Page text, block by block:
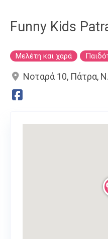
Funny Kids
Μελέτη και χαρά
Νοταρά 10, Πάτρα,